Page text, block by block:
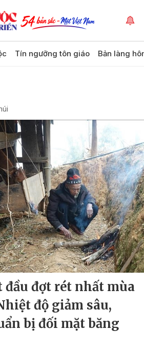
Tín ngưỡng tôn giáo Bản làng
đầu đợt rét nhất mùa
độ giảm sâu,
bị đối mặt băng